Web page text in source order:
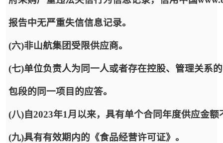
报告中无严重失信信息记录。
(六)非山航集团受限供应商。
(七)单位负责人为同一人或者存在控股、管理关系
包段的同一项目的应答。
(八)自2023年1月以来，具有单个合同年度供应金
(九)具有有效期内的《食品经营许可证》。